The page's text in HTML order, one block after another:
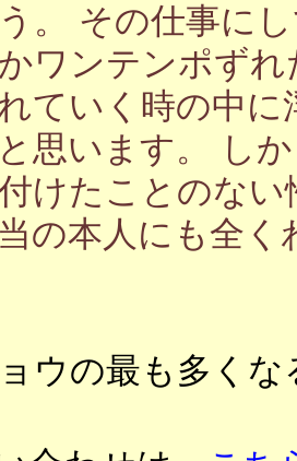
。 その仕事に
ワンテンポず
ていく時の中
思います。 し
けたことのな
の本人にも全く
ウの最も多く